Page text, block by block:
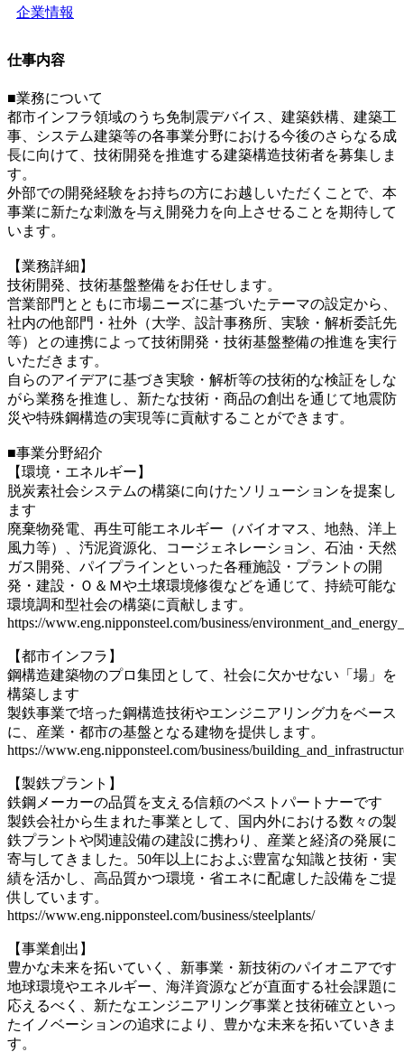
企業情報
仕事内容
■業務について
都市インフラ領域のうち免制震デバイス、建築鉄構、建築工
事、システム建築等の各事業分野における今後のさらなる成
長に向けて、技術開発を推進する建築構造技術者を募集しま
す。
外部での開発経験をお持ちの方にお越しいただくことで、本
事業に新たな刺激を与え開発力を向上させることを期待して
います。
【業務詳細】
技術開発、技術基盤整備をお任せします。
営業部門とともに市場ニーズに基づいたテーマの設定から、
社内の他部門・社外（大学、設計事務所、実験・解析委託先
等）との連携によって技術開発・技術基盤整備の推進を実行
いただきます。
自らのアイデアに基づき実験・解析等の技術的な検証をしな
がら業務を推進し、新たな技術・商品の創出を通じて地震防
災や特殊鋼構造の実現等に貢献することができます。
■事業分野紹介
【環境・エネルギー】
脱炭素社会システムの構築に向けたソリューションを提案し
ます
廃棄物発電、再生可能エネルギー（バイオマス、地熱、洋上
風力等）、汚泥資源化、コージェネレーション、石油・天然
ガス開発、パイプラインといった各種施設・プラントの開
発・建設・Ｏ＆Ｍや土壌環境修復などを通じて、持続可能な
環境調和型社会の構築に貢献します。
https://www.eng.nipponsteel.com/business/
【都市インフラ】
鋼構造建築物のプロ集団として、社会に欠かせない「場」を
構築します
製鉄事業で培った鋼構造技術やエンジニアリング力をベース
に、産業・都市の基盤となる建物を提供します。
https://www.eng.nipponsteel.com/business/
【製鉄プラント】
鉄鋼メーカーの品質を支える信頼のベストパートナーです
製鉄会社から生まれた事業として、国内外における数々の製
鉄プラントや関連設備の建設に携わり、産業と経済の発展に
寄与してきました。50年以上におよぶ豊富な知識と技術・実
績を活かし、高品質かつ環境・省エネに配慮した設備をご提
供しています。
https://www.eng.nipponsteel.com/business/steelplants/
【事業創出】
豊かな未来を拓いていく、新事業・新技術のパイオニアです
地球環境やエネルギー、海洋資源などが直面する社会課題に
応えるべく、新たなエンジニアリング事業と技術確立といっ
たイノベーションの追求により、豊かな未来を拓いていきま
す。